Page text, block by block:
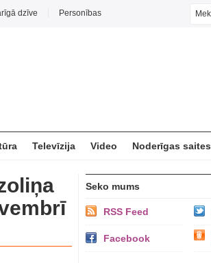
dzīve Personības
Televīzija Video Noderīgas saites
Seko mums
RSS Feed
Facebook